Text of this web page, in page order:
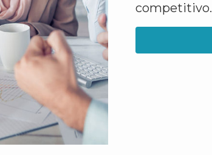
competitivo.